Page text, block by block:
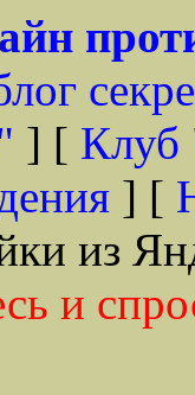
] [ Клуб
] [
из
и